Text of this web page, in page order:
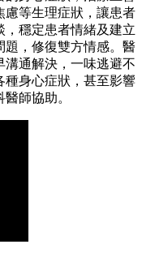
慮等生理症狀，讓患者
穩定患者情緒及建立
題，修復雙方情感。醫
溝通解決，一味逃避不
種身心症狀，甚至影響
師協助。